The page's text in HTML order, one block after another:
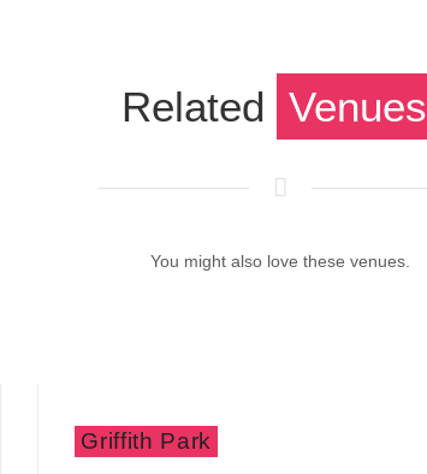
Related Venues
You might also love these venues.
Griffith Park